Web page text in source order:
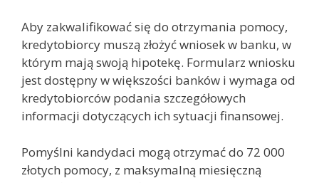
Aby zakwalifikować się do otrzymania pomocy,
kredytobiorcy muszą złożyć wniosek w banku, w
którym mają swoją hipotekę. Formularz wniosku
jest dostępny w większości banków i wymaga od
kredytobiorców podania szczegółowych
informacji dotyczących ich sytuacji finansowej.
Pomyślni kandydaci mogą otrzymać do 72 000
złotych pomocy, z maksymalną miesięczną